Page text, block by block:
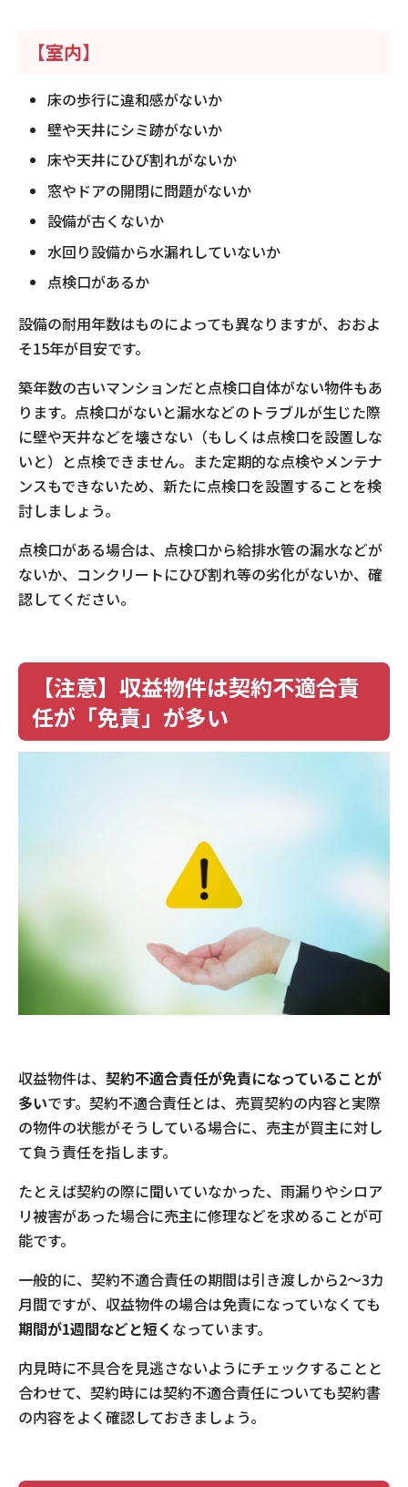
【室内】
床の歩行に違和感がないか
壁や天井にシミ跡がないか
床や天井にひび割れがないか
窓やドアの開閉に問題がないか
設備が古くないか
水回り設備から水漏れしていないか
点検口があるか
設備の耐用年数はものによっても異なりますが、おおよ
そ15年が目安です。
築年数の古いマンションだと点検口自体がない物件もあ
ります。点検口がないと漏水などのトラブルが生じた際
に壁や天井などを壊さない（もしくは点検口を設置しな
いと）と点検できません。また定期的な点検やメンテナ
ンスもできないため、新たに点検口を設置することを検
討しましょう。
点検口がある場合は、点検口から給排水管の漏水などが
ないか、コンクリートにひび割れ等の劣化がないか、確
認してください。
【注意】収益物件は契約不適合責
任が「免責」が多い
収益物件は、 契約不適合責任が免責になっていることが
多いです。契約不適合責任とは、売買契約の内容と実際
の物件の状態がそうしている場合に、売主が買主に対し
て負う責任を指します。
たとえば契約の際に聞いていなかった、雨漏りやシロア
リ被害があった場合に売主に修理などを求めることが可
能です。
一般的に、契約不適合責任の期間は引き渡しから2～3カ
月間ですが、収益物件の場合は免責になっていなくても
期間が1週間などと短く なっています。
内見時に不具合を見逃さないようにチェックすることと
合わせて、契約時には契約不適合責任についても契約書
の内容をよく確認しておきましょう。